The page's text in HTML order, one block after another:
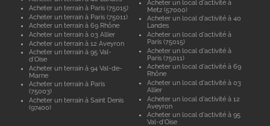
Acheter un terrain à Paris (75015)
Acheter un terrain à Paris (75011)
Acheter un terrain à 69 Rhône
Acheter un terrain à 03 Allier
Acheter un terrain à 12 Aveyron
Acheter un terrain à 95 Val-
d'Oise
Acheter un terrain à 94 Val-de-
Marne
Acheter un terrain à Paris
(75003)
Acheter un terrain à Saint Denis
(97400)
Acheter un local d'activité à
Metz (57000)
Acheter un local d'activité à 40
Landes
Acheter un local d'activité à
Paris (75015)
Acheter un local d'activité à
Paris (75011)
Acheter un local d'activité à 69
Rhône
Acheter un local d'activité à 03
Allier
Acheter un local d'activité à 12
Aveyron
Acheter un local d'activité à 95
Val-d'Oise